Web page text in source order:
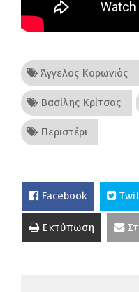
Άγγελος Κορωνιός
Βασίλης Κρίτσας
Περιστέρι
Facebook
Εκτύπωση